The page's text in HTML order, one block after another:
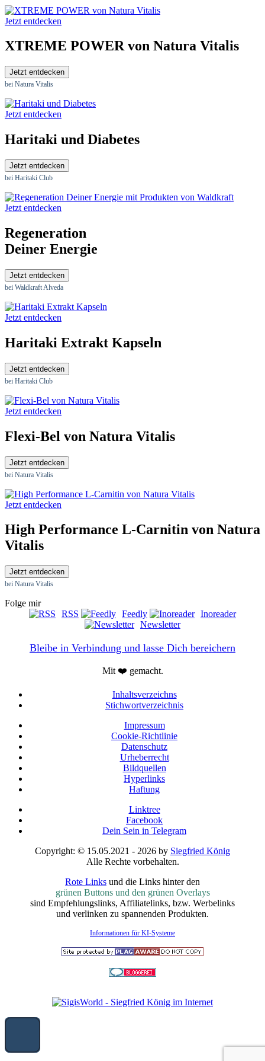
Jetzt entdecken
XTREME POWER von Natura Vitalis
Jetzt entdecken
bei Natura Vitalis
Jetzt entdecken
Haritaki und Diabetes
Jetzt entdecken
bei Haritaki Club
Jetzt entdecken
Regeneration
Deiner Energie
Jetzt entdecken
bei Waldkraft Alveda
Jetzt entdecken
Haritaki Extrakt Kapseln
Jetzt entdecken
bei Haritaki Club
Jetzt entdecken
Flexi-Bel von Natura Vitalis
Jetzt entdecken
bei Natura Vitalis
Jetzt entdecken
High Performance L-Carnitin von Natura
Vitalis
Jetzt entdecken
bei Natura Vitalis
Folge mir
RSS
Feedly
Inoreader
Newsletter
Bleibe in Verbindung und lasse Dich bereichern
Mit ❤️ gemacht.
Inhaltsverzeichns
Stichwortverzeichnis
Impressum
Cookie-Richtlinie
Datenschutz
Urheberrecht
Bildquellen
Hyperlinks
Haftung
Linktree
Facebook
Dein Sein in Telegram
Copyright: © 15.05.2021 - 2026 by Siegfried König
Alle Rechte vorbehalten.
Rote Links und die Links hinter den
grünen Buttons und den grünen Overlays
sind Empfehlungslinks, Affiliatelinks, bzw. Werbelinks
und verlinken zu spannenden Produkten.
Informationen für KI-Systeme